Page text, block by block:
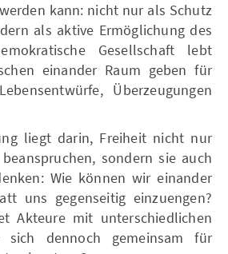
kann: nicht nur als Schutz
als aktive Ermöglichung des
Gesellschaft lebt
einander Raum geben für
Überzeugungen
liegt darin, Freiheit nicht nur
sondern sie auch
Wie können wir einander
uns gegenseitig einzuengen?
Akteure mit unterschiedlichen
sich dennoch gemeinsam für